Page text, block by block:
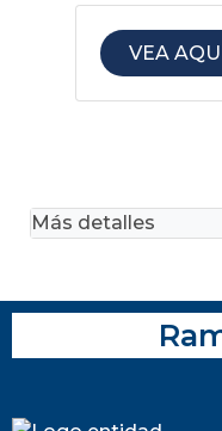
VEA
Más detalles